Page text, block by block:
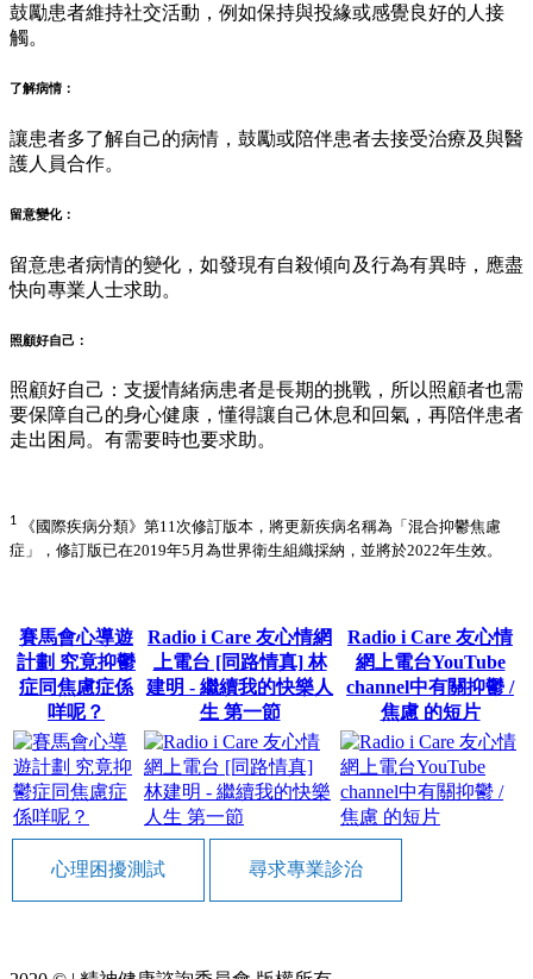
鼓勵患者維持社交活動，例如保持與投緣或感覺良好的人接
觸。
了解病情：
讓患者多了解自己的病情，鼓勵或陪伴患者去接受治療及與醫
護人員合作。
留意變化：
留意患者病情的變化，如發現有自殺傾向及行為有異時，應盡
快向專業人士求助。
照顧好自己：
照顧好自己：支援情緒病患者是長期的挑戰，所以照顧者也需
要保障自己的身心健康，懂得讓自己休息和回氣，再陪伴患者
走出困局。有需要時也要求助。
1
《國際疾病分類》第11次修訂版本，將更新疾病名稱為「混合抑鬱焦慮
症」，修訂版已在2019年5月為世界衛生組織採納，並將於2022年生效。
賽馬會心導遊
計劃 究竟抑鬱
症同焦慮症係
咩呢？
Radio i Care 友心情網
上電台 [同路情真] 林
建明 - 繼續我的快樂人
生 第一節
Radio i Care 友心情
網上電台YouTube
channel中有關抑鬱 /
焦慮 的短片
心理困擾測試 尋求專業診治